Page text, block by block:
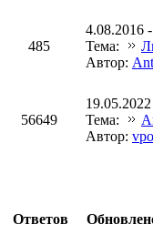
485
4.08.2016
Тема:
Автор:
56649
Тема:
Автор:
Ответов